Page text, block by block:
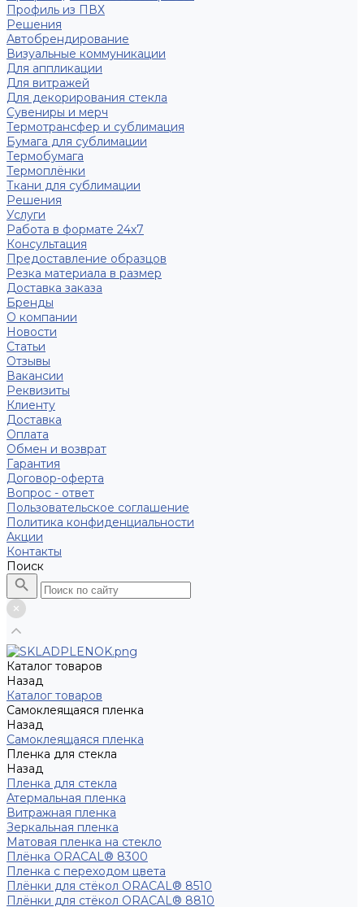
Профиль из ПВХ
Решения
Автобрендирование
Визуальные коммуникации
Для аппликации
Для витражей
Для декорирования стекла
Сувениры и мерч
Термотрансфер и сублимация
Бумага для сублимации
Термобумага
Термоплёнки
Ткани для сублимации
Решения
Услуги
Работа в формате 24х7
Консультация
Предоставление образцов
Резка материала в размер
Доставка заказа
Бренды
О компании
Новости
Статьи
Отзывы
Вакансии
Реквизиты
Клиенту
Доставка
Оплата
Обмен и возврат
Гарантия
Договор-оферта
Вопрос - ответ
Пользовательское соглашение
Политика конфиденциальности
Акции
Контакты
Поиск
Каталог товаров
Назад
Каталог товаров
Самоклеящаяся пленка
Назад
Самоклеящаяся пленка
Пленка для стекла
Назад
Пленка для стекла
Атермальная пленка
Витражная пленка
Зеркальная пленка
Матовая пленка на стекло
Плёнка ORACAL® 8300
Пленка с переходом цвета
Плёнки для стёкол ORACAL® 8510
Плёнки для стёкол ORACAL® 8810